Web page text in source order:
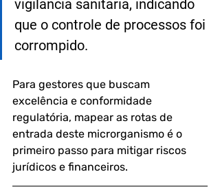
vigilância sanitária, indicando
que o controle de processos foi
corrompido.
Para gestores que buscam
excelência e conformidade
regulatória, mapear as rotas de
entrada deste microrganismo é o
primeiro passo para mitigar riscos
jurídicos e financeiros.